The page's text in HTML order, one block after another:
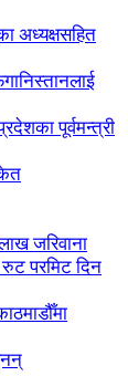
अध्यक्षसहित
पूर्वमन्त्री
जरिवाना
रुट परमिट दिन